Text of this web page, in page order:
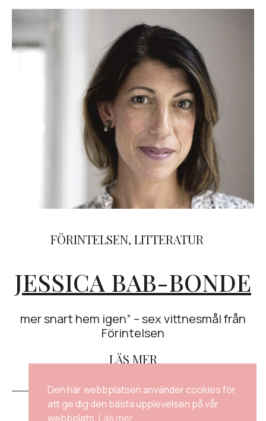
FÖRINTELSEN, LITTERATUR
JESSICA BAB-BONDE
mer snart hem igen” – sex vittnesmål från
Förintelsen
LÄS MER
KONTAKTA OSS
Den här webbplatsen använder cookies för
att ge dig den bästa upplevelsen på vår
webbplats. Läs mer